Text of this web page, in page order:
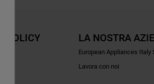
POLICY LA NOSTRA
European Appliances Italy
Lavora con noi